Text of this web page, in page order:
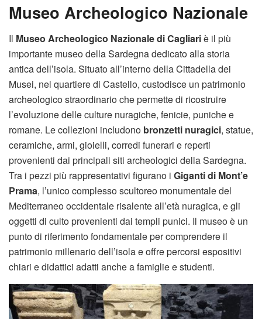
Museo Archeologico Nazionale
Il Museo Archeologico Nazionale di Cagliariè il più
importante museo della Sardegna dedicato alla storia
antica dell’isola. Situato all’interno della Cittadella dei
Musei, nel quartiere di Castello, custodisce un patrimonio
archeologico straordinario che permette di ricostruire
l’evoluzione delle culture nuragiche, fenicie, puniche e
romane. Le collezioni includono bronzetti nuragici, statue,
ceramiche, armi, gioielli, corredi funerari e reperti
provenienti dai principali siti archeologici della Sardegna.
Tra i pezzi più rappresentativi figurano i Giganti di Mont’e
Prama, l’unico complesso scultoreo monumentale del
Mediterraneo occidentale risalente all’età nuragica, e gli
oggetti di culto provenienti dai templi punici. Il museo è un
punto di riferimento fondamentale per comprendere il
patrimonio millenario dell’isola e offre percorsi espositivi
chiari e didattici adatti anche a famiglie e studenti.